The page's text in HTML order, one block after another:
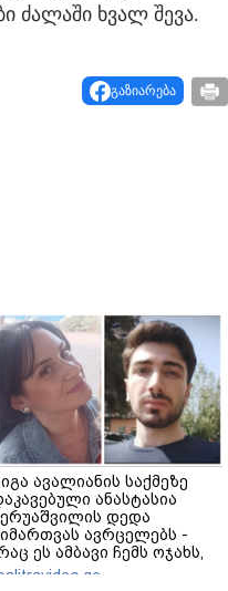
ძალაში ხვალ შევა.
გაზიარება
ავალიანის საქმეზე
ანასტასია
დედა
ავრცელებს -
ეს ამბავი ჩემს ოჯახს,
ანასტასიას გადახდა